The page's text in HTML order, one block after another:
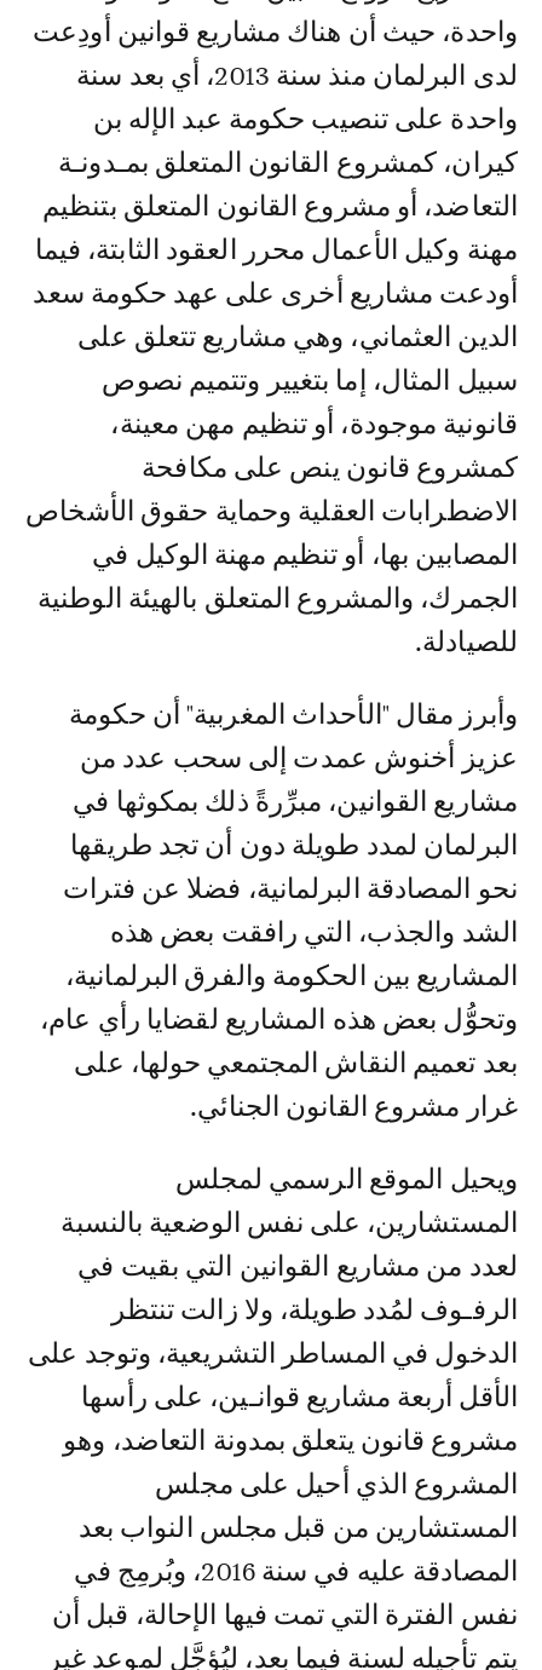
واحدة، حيث أن هناك مشاريع قوانين أودِعت
لدى البرلمان منذ سنة 2013، أي بعد سنة
واحدة على تنصيب حكومة عبد الإله بن
كيران، كمشروع القانون المتعلق بمـدونـة
التعاضد، أو مشروع القانون المتعلق بتنظيم
مهنة وكيل الأعمال محرر العقود الثابتة، فيما
أودعت مشاريع أخرى على عهد حكومة سعد
الدين العثماني، وهي مشاريع تتعلق على
سبيل المثال، إما بتغيير وتتميم نصوص
قانونية موجودة، أو تنظيم مهن معينة،
كمشروع قانون ينص على مكافحة
الاضطرابات العقلية وحماية حقوق الأشخاص
المصابين بها، أو تنظيم مهنة الوكيل في
الجمرك، والمشروع المتعلق بالهيئة الوطنية
للصيادلة.
وأبرز مقال "الأحداث المغربية" أن حكومة
عزيز أخنوش عمدت إلى سحب عدد من
مشاريع القوانين، مبرِّرةً ذلك بمكوثها في
البرلمان لمدد طويلة دون أن تجد طريقها
نحو المصادقة البرلمانية، فضلا عن فترات
الشد والجذب، التي رافقت بعض هذه
المشاريع بين الحكومة والفرق البرلمانية،
وتحوُّل بعض هذه المشاريع لقضايا رأي عام،
بعد تعميم النقاش المجتمعي حولها، على
غرار مشروع القانون الجنائي.
ويحيل الموقع الرسمي لمجلس
المستشارين، على نفس الوضعية بالنسبة
لعدد من مشاريع القوانين التي بقيت في
الرفـوف لمُدد طويلة، ولا زالت تنتظر
الدخول في المساطر التشريعية، وتوجد على
الأقل أربعة مشاريع قوانـين، على رأسها
مشروع قانون يتعلق بمدونة التعاضد، وهو
المشروع الذي أحيل على مجلس
المستشارين من قبل مجلس النواب بعد
المصادقة عليه في سنة 2016، وبُرمِج في
نفس الفترة التي تمت فيها الإحالة، قبل أن
يتم تأجيله لسنة فيما بعد، ليُؤجَّل لموعد غير